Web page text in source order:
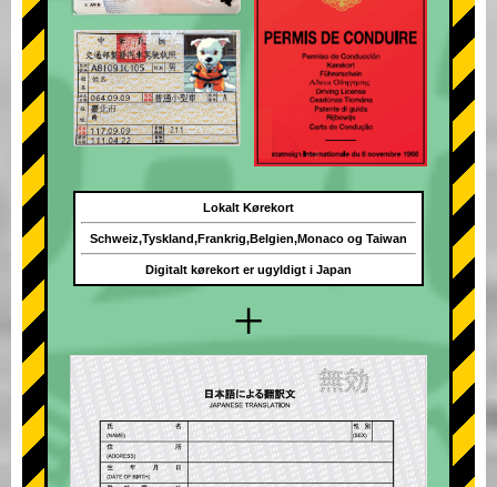
+
Lokalt Kørekort
Schweiz,Tyskland,Frankrig,Belgien,Monaco og Taiwan
Digitalt kørekort er ugyldigt i Japan